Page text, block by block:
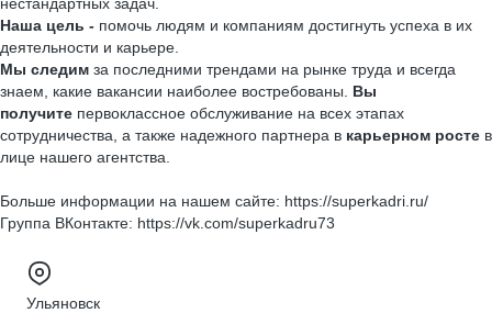
Наша цель - помочь людям и компаниям достигнуть успеха в их
деятельности и карьере.
Мы следим за последними трендами на рынке труда и всегда
знаем, какие вакансии наиболее востребованы. Вы
получите первоклассное обслуживание на всех этапах
сотрудничества, а также надежного партнера в карьерном росте в
лице нашего агентства.
Больше информации на нашем сайте: https://superkadri.ru/
Группа ВКонтакте: https://vk.com/superkadru73
Ульяновск